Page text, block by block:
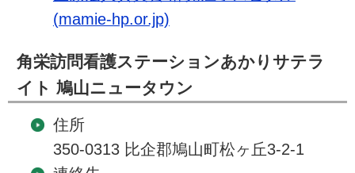
(mamie-hp.or.jp)
角栄訪問看護ステーションあかりサテラ
イト 鳩山ニュータウン
住所
350-0313 比企郡鳩山町松ヶ丘3-2-1